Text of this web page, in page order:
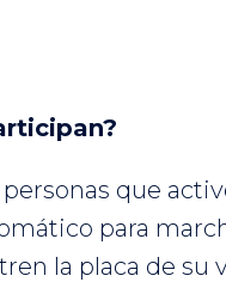
que
para
la placa de su